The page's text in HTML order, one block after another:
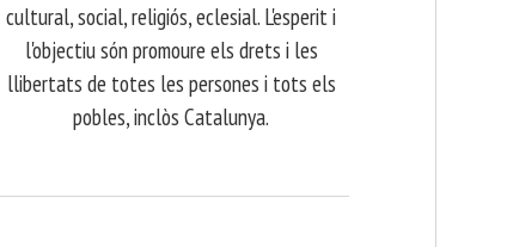
cultural, social, religiós, eclesial. L'esperit i
l'objectiu són promoure els drets i les
llibertats de totes les persones i tots els
pobles, inclòs Catalunya.